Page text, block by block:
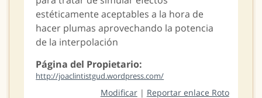
estéticamente aceptables a la hora de
hacer plumas aprovechando la potencia
de la interpolación
Página del Propietario:
http://joaclintistgud.wordpress.com/
Modificar| Reportar enlace Roto